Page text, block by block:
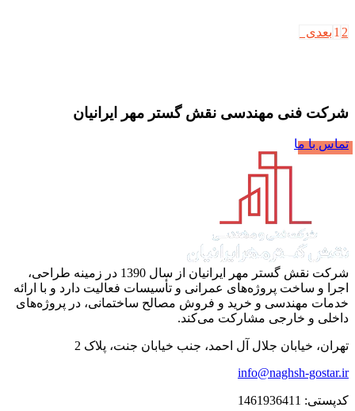
1 2 بعدی
شرکت فنی مهندسی نقش گستر مهر ایرانیان
تماس با ما
شرکت نقش گستر مهر ایرانیان از سال 1390 در زمینه طراحی،
اجرا و ساخت پروژه‌های عمرانی و تأسیسات فعالیت دارد و با ارائه
خدمات مهندسی و خرید و فروش مصالح ساختمانی، در پروژه‌های
داخلی و خارجی مشارکت می‌کند.
تهران، خیابان جلال آل احمد، جنب خیابان جنت، پلاک 2
info@naghsh-gostar.ir
کدپستی: 1461936411